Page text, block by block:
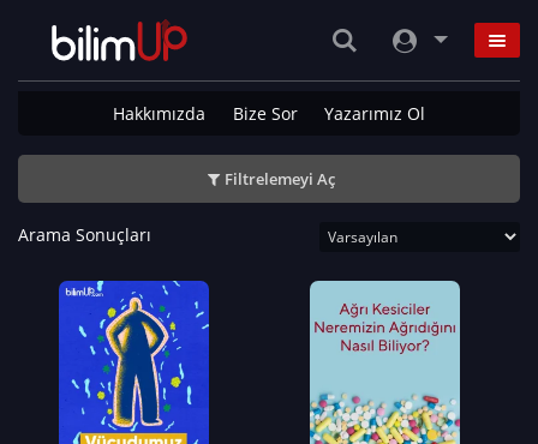
Hakkımızda Bize Sor Yazarımız Ol
Filtrelemeyi Aç
Arama Sonuçları